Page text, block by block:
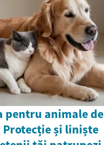
pentru animale de
Protecție și liniște